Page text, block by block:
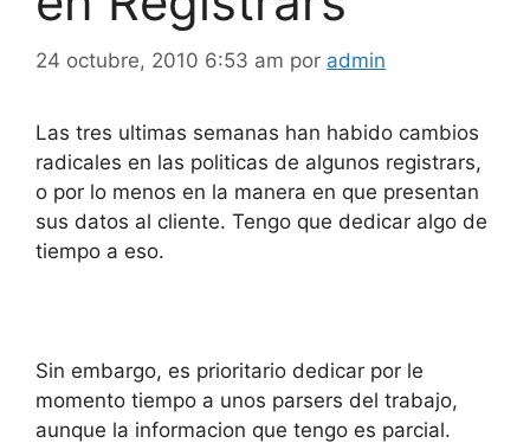
24 octubre, 2010 6:53 am por admin
Las tres ultimas semanas han habido cambios
radicales en las politicas de algunos registrars,
o por lo menos en la manera en que presentan
sus datos al cliente. Tengo que dedicar algo de
tiempo a eso.
Sin embargo, es prioritario dedicar por le
momento tiempo a unos parsers del trabajo,
aunque la informacion que tengo es parcial.